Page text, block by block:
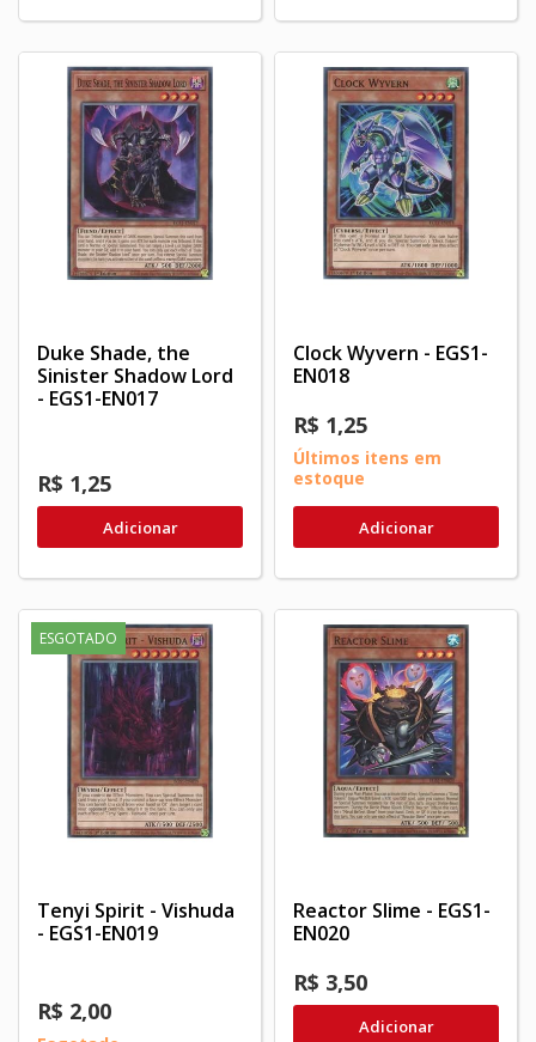
Duke Shade, the
Sinister Shadow Lord
- EGS1-EN017
R$ 1,25
Adicionar
Clock Wyvern - EGS1-
EN018
R$ 1,25
Últimos itens em
estoque
Adicionar
ESGOTADO
Tenyi Spirit - Vishuda
- EGS1-EN019
R$ 2,00
Reactor Slime - EGS1-
EN020
R$ 3,50
Adicionar